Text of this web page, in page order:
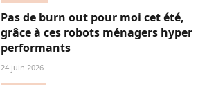
Pas de burn out pour moi cet été,
grâce à ces robots ménagers hyper
performants
24 juin 2026